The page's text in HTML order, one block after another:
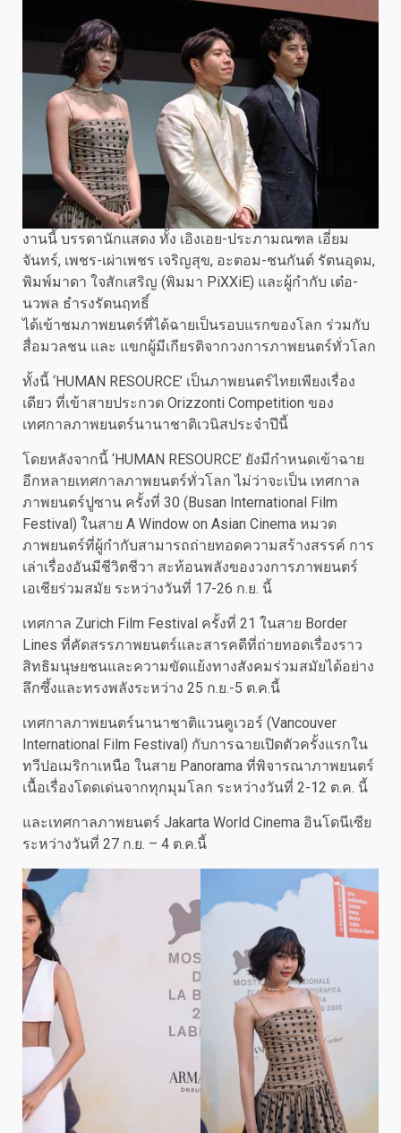
งานนี้ บรรดานักแสดง ทั้ง เอิงเอย-ประภามณฑล เอี่ยม
จันทร์, เพชร-เผ่าเพชร เจริญสุข, อะตอม-ชนกันต์ รัตนอุดม,
พิมพ์มาดา ใจสักเสริญ (พิมมา PiXXiE) และผู้กำกับ เต๋อ-
นวพล ธำรงรัตนฤทธิ์
ได้เข้าชมภาพยนตร์ที่ได้ฉายเป็นรอบแรกของโลก ร่วมกับ
สื่อมวลชน และ แขกผู้มีเกียรติจากวงการภาพยนตร์ทั่วโลก
ทั้งนี้ ‘HUMAN RESOURCE’ เป็นภาพยนตร์ไทยเพียงเรื่อง
เดียว ที่เข้าสายประกวด Orizzonti Competition ของ
เทศกาลภาพยนตร์นานาชาติเวนิสประจำปีนี้
โดยหลังจากนี้ ‘HUMAN RESOURCE’ ยังมีกำหนดเข้าฉาย
อีกหลายเทศกาลภาพยนตร์ทั่วโลก ไม่ว่าจะเป็น เทศกาล
ภาพยนตร์ปูซาน ครั้งที่ 30 (Busan International Film
Festival) ในสาย A Window on Asian Cinema หมวด
ภาพยนตร์ที่ผู้กำกับสามารถถ่ายทอดความสร้างสรรค์ การ
เล่าเรื่องอันมีชีวิตชีวา สะท้อนพลังของวงการภาพยนตร์
เอเชียร่วมสมัย ระหว่างวันที่ 17-26 ก.ย. นี้
เทศกาล Zurich Film Festival ครั้งที่ 21 ในสาย Border
Lines ที่คัดสรรภาพยนตร์และสารคดีที่ถ่ายทอดเรื่องราว
สิทธิมนุษยชนและความขัดแย้งทางสังคมร่วมสมัยได้อย่าง
ลึกซึ้งและทรงพลังระหว่าง 25 ก.ย.-5 ต.ค.นี้
เทศกาลภาพยนตร์นานาชาติแวนคูเวอร์ (Vancouver
International Film Festival) กับการฉายเปิดตัวครั้งแรกใน
ทวีปอเมริกาเหนือ ในสาย Panorama ที่พิจารณาภาพยนตร์
เนื้อเรื่องโดดเด่นจากทุกมุมโลก ระหว่างวันที่ 2-12 ต.ค. นี้
และเทศกาลภาพยนตร์ Jakarta World Cinema อินโดนีเซีย
ระหว่างวันที่ 27 ก.ย. – 4 ต.ค.นี้